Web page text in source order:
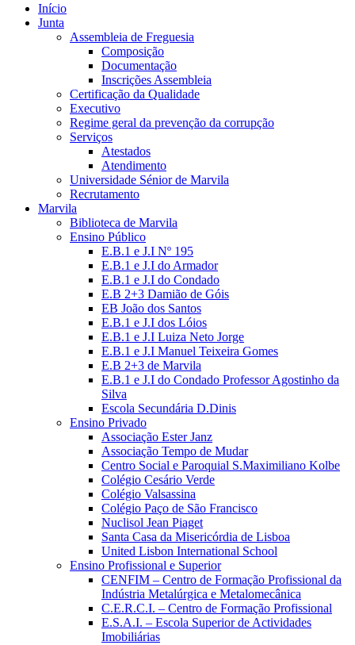
Início
Junta
Assembleia de Freguesia
Composição
Documentação
Inscrições Assembleia
Certificação da Qualidade
Executivo
Regime geral da prevenção da corrupção
Serviços
Atestados
Atendimento
Universidade Sénior de Marvila
Recrutamento
Marvila
Biblioteca de Marvila
Ensino Público
E.B.1 e J.I Nº 195
E.B.1 e J.I do Armador
E.B.1 e J.I do Condado
E.B 2+3 Damião de Góis
EB João dos Santos
E.B.1 e J.I dos Lóios
E.B.1 e J.I Luiza Neto Jorge
E.B.1 e J.I Manuel Teixeira Gomes
E.B 2+3 de Marvila
E.B.1 e J.I do Condado Professor Agostinho da
Silva
Escola Secundária D.Dinis
Ensino Privado
Associação Ester Janz
Associação Tempo de Mudar
Centro Social e Paroquial S.Maximiliano Kolbe
Colégio Cesário Verde
Colégio Valsassina
Colégio Paço de São Francisco
Nuclisol Jean Piaget
Santa Casa da Misericórdia de Lisboa
United Lisbon International School
Ensino Profissional e Superior
CENFIM – Centro de Formação Profissional da
Indústria Metalúrgica e Metalomecânica
C.E.R.C.I. – Centro de Formação Profissional
E.S.A.I. – Escola Superior de Actividades
Imobiliárias